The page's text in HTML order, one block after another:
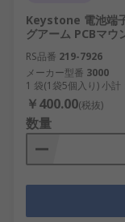
Keystone 電池端
グアーム PCBマウ
RS品番 219-7926
メーカー型番 3000
1 袋(1袋5個入り) 小計
￥400.00(税抜)
数量